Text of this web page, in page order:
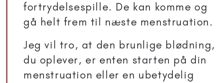
fortrydelsespille. De kan komme og
gå helt frem til næste menstruation.
Jeg vil tro, at den brunlige blødning,
du oplever, er enten starten på din
menstruation eller en ubetydelig